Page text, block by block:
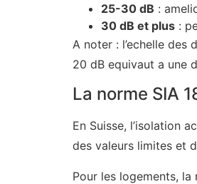
25-30 dB :
30 dB et plus :
A noter : l’echelle
20 dB equivaut a une
La norme SIA
En Suisse, l’isolation
des valeurs limites et
Pour les logements, la